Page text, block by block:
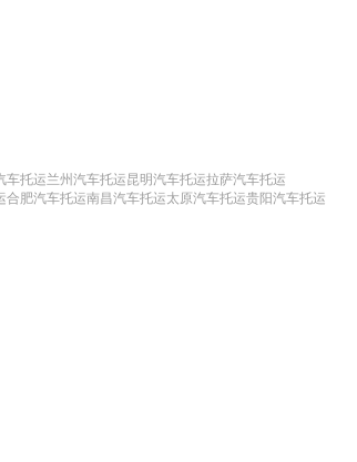
车托运兰州汽车托运昆明汽车托运拉萨汽车托运
合肥汽车托运南昌汽车托运太原汽车托运贵阳汽车托运